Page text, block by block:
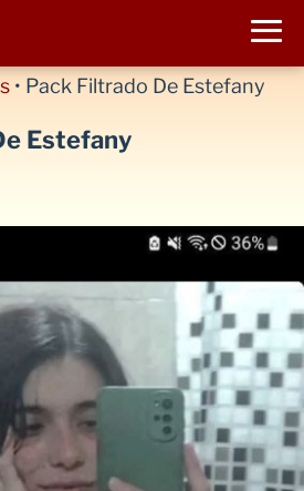
• Pack Filtrado De Estefany
Estefany